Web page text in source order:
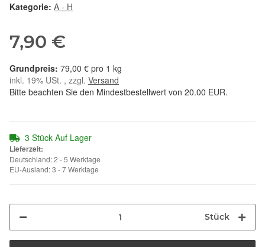
Kategorie: A - H
7,90 €
79,00 € pro 1 kg
inkl. 19% USt. , zzgl. Versand
Bitte beachten Sie den Mindestbestellwert von 20.00 EUR.
3 Stück Auf Lager
Lieferzeit:
Deutschland: 2 - 5 Werktage
EU-Ausland: 3 - 7 Werktage
Stück